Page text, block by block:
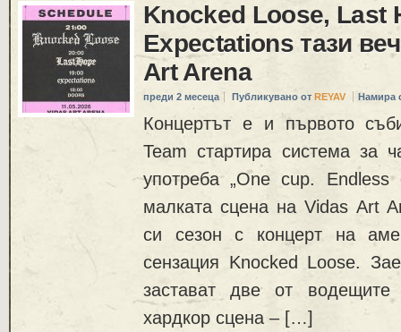
Knocked Loose, Last
Expectations тази
Art Arena
преди 2 месеца Публикувано от REYAV Намира
Концертът е и първото
Team стартира система за
употреба „One cup. Endless
малката сцена на Vidas Art
си сезон с концерт на
сензация Knocked Loose.
застават две от
хардкор сцена – […]